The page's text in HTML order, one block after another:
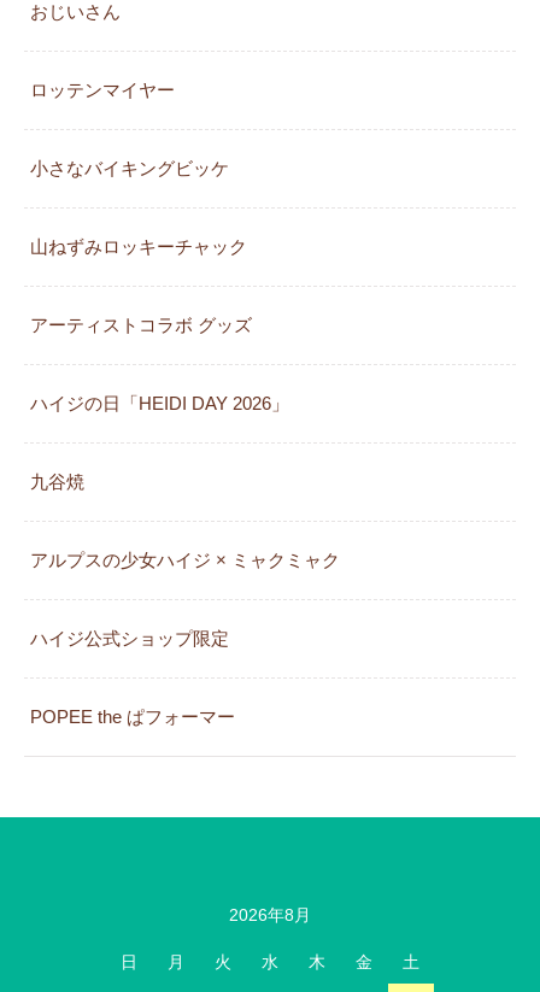
おじいさん
ロッテンマイヤー
小さなバイキングビッケ
山ねずみロッキーチャック
アーティストコラボ グッズ
ハイジの日「HEIDI DAY 2026」
九谷焼
アルプスの少女ハイジ × ミャクミャク
ハイジ公式ショップ限定
POPEE the ぱフォーマー
2026年8月
日 月 火 水 木 金 土